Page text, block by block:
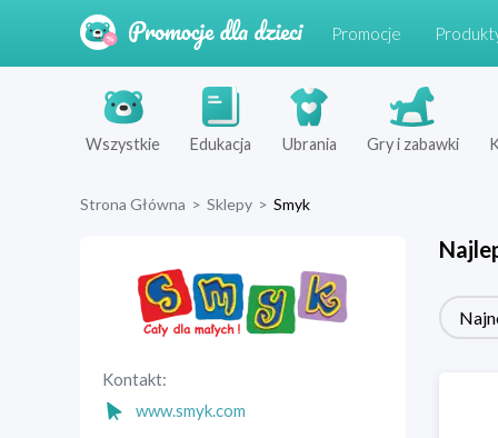
Promocje
Wszystkie Edukacja Ubrania Gry i zabawki
Strona Główna > Sklepy > Smyk
Kontakt:
www.smyk.com